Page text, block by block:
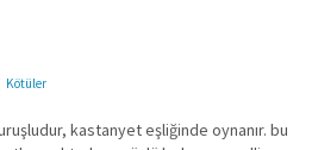
Kötüler
kastanyet eşliğinde oynanır. bu